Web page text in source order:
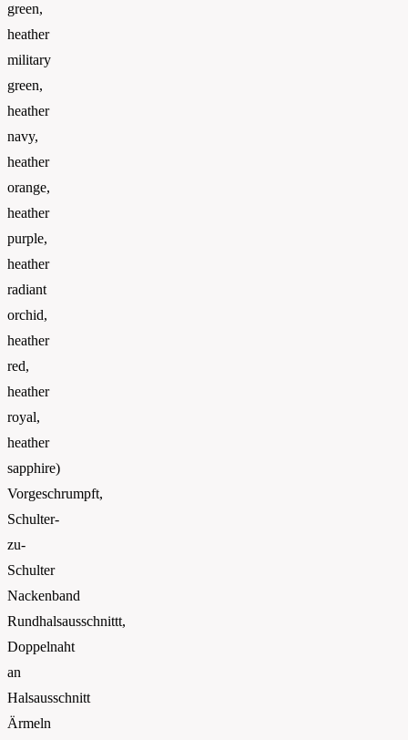
green,
heather
military
green,
heather
navy,
heather
orange,
heather
purple,
heather
radiant
orchid,
heather
red,
heather
royal,
heather
sapphire)
Vorgeschrumpft,
Schulter-
zu-
Schulter
Nackenband
Rundhalsausschnittt,
Doppelnaht
an
Halsausschnitt
Ärmeln